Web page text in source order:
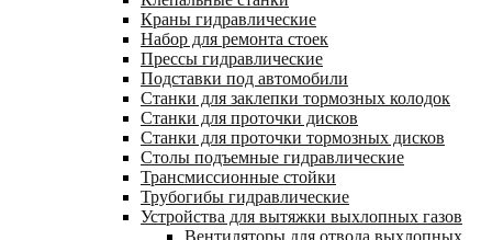
Краны гидравлические
Набор для ремонта стоек
Прессы гидравлические
Подставки под автомобили
Станки для заклепки тормозных колодок
Станки для проточки дисков
Станки для проточки тормозных дисков
Столы подъемные гидравлические
Трансмиссионные стойки
Трубогибы гидравлические
Устройства для вытяжки выхлопных газов
Вентиляторы для отвода выхлопных